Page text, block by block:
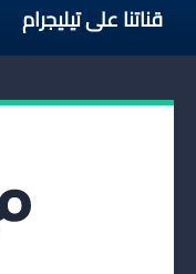
قناتنا على تيليجرام